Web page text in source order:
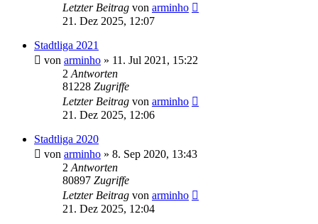
Letzter Beitrag von arminho
21. Dez 2025, 12:07
Stadtliga 2021
von arminho » 11. Jul 2021, 15:22
2 Antworten
81228 Zugriffe
Letzter Beitrag von arminho
21. Dez 2025, 12:06
Stadtliga 2020
von arminho » 8. Sep 2020, 13:43
2 Antworten
80897 Zugriffe
Letzter Beitrag von arminho
21. Dez 2025, 12:04